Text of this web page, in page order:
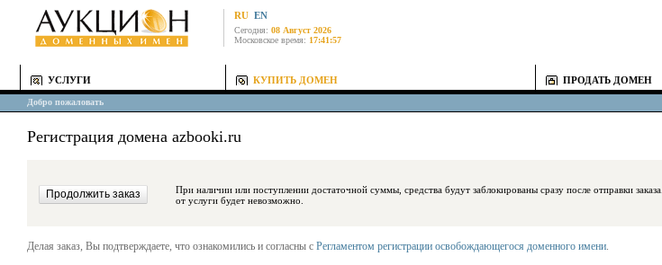
RU EN
Сегодня: 08 Август 2026
Московское время: 17:41:57
УСЛУГИ КУПИТЬ ДОМЕН ПРОДАТЬ ДОМЕН
Добро пожаловать
Регистрация домена azbooki.ru
При наличии или поступлении достаточной суммы, средства будут заблокированы сразу после отправки заказа. После блокировки средств отказаться
от услуги будет невозможно.
Делая заказ, Вы подтверждаете, что ознакомились и согласны с Регламентом регистрации освобождающегося доменного имени.